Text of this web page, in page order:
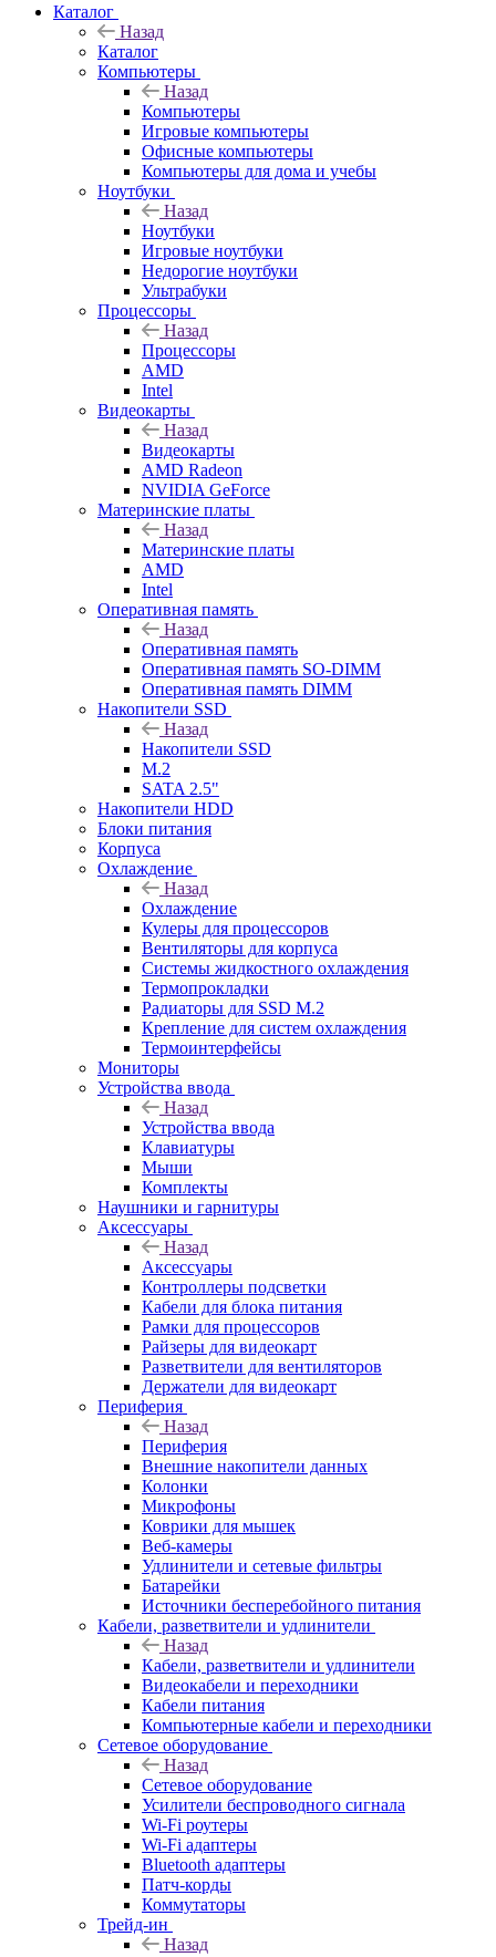
Каталог
Назад
Каталог
Компьютеры
Назад
Компьютеры
Игровые компьютеры
Офисные компьютеры
Компьютеры для дома и учебы
Ноутбуки
Назад
Ноутбуки
Игровые ноутбуки
Недорогие ноутбуки
Ультрабуки
Процессоры
Назад
Процессоры
AMD
Intel
Видеокарты
Назад
Видеокарты
AMD Radeon
NVIDIA GeForce
Материнские платы
Назад
Материнские платы
AMD
Intel
Оперативная память
Назад
Оперативная память
Оперативная память SO-DIMM
Оперативная память DIMM
Накопители SSD
Назад
Накопители SSD
M.2
SATA 2.5"
Накопители HDD
Блоки питания
Корпуса
Охлаждение
Назад
Охлаждение
Кулеры для процессоров
Вентиляторы для корпуса
Системы жидкостного охлаждения
Термопрокладки
Радиаторы для SSD M.2
Крепление для систем охлаждения
Термоинтерфейсы
Мониторы
Устройства ввода
Назад
Устройства ввода
Клавиатуры
Мыши
Комплекты
Наушники и гарнитуры
Аксессуары
Назад
Аксессуары
Контроллеры подсветки
Кабели для блока питания
Рамки для процессоров
Райзеры для видеокарт
Разветвители для вентиляторов
Держатели для видеокарт
Периферия
Назад
Периферия
Внешние накопители данных
Колонки
Микрофоны
Коврики для мышек
Веб-камеры
Удлинители и сетевые фильтры
Батарейки
Источники бесперебойного питания
Кабели, разветвители и удлинители
Назад
Кабели, разветвители и удлинители
Видеокабели и переходники
Кабели питания
Компьютерные кабели и переходники
Сетевое оборудование
Назад
Сетевое оборудование
Усилители беспроводного сигнала
Wi-Fi роутеры
Wi-Fi адаптеры
Bluetooth адаптеры
Патч-корды
Коммутаторы
Трейд-ин
Назад